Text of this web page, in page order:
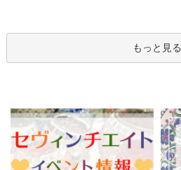
もっと見る